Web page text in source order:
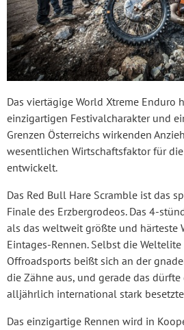
Das viertägige World Xtreme Enduro
einzigartigen Festivalcharakter und
Grenzen Österreichs wirkenden
wesentlichen Wirtschaftsfaktor für
entwickelt.
Das Red Bull Hare Scramble ist das
Finale des Erzbergrodeos. Das 4-
als das weltweit größte und härteste
Eintages-Rennen. Selbst die
Offroadsports beißt sich an der
die Zähne aus, und gerade das
alljährlich international stark
Das einzigartige Rennen wird in